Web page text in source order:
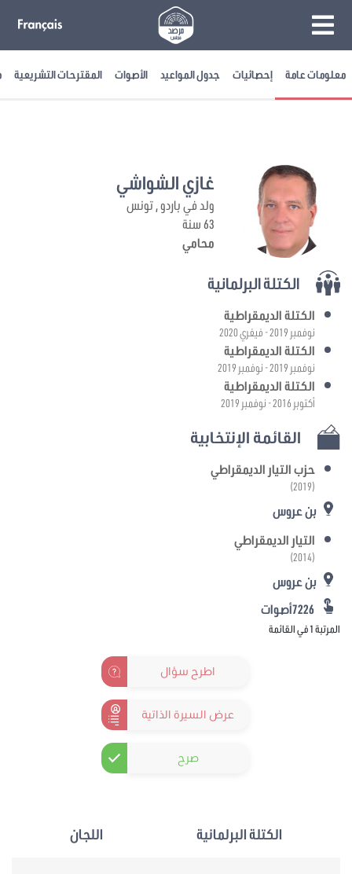
معلومات عامة إحصائيات جدول المواعيد الأصوات المقترحات التشريعية
غازي الشواشي
ولد في باردو , تونس
63 سنة
محامي
الكتلة البرلمانية
الكتلة الديمقراطية
نوفمبر 2019 - فيفري 2020
الكتلة الديمقراطية
نوفمبر 2019 - نوفمبر 2019
الكتلة الديمقراطية
أكتوبر 2016 - نوفمبر 2019
القائمة الإنتخابية
حزب التيار الديمقراطي
(2019)
بن عروس
التيار الديمقراطي
(2014)
بن عروس
المرتبة 1 في القائمة
اطرح سؤال
عرض السيرة الذاتية
صرح
الكتلة البرلمانية اللجان